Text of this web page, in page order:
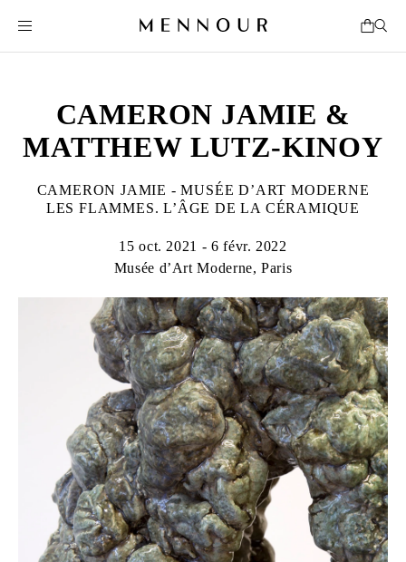
CAMERON JAMIE &
MATTHEW LUTZ-KINOY
CAMERON JAMIE - MUSÉE D’ART MODERNE
LES FLAMMES. L’ÂGE DE LA CÉRAMIQUE
15 oct. 2021 - 6 févr. 2022
Musée d’Art Moderne, Paris